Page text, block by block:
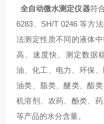
全自动微水测定仪器符
6283、SH/T 0246 等方
法测定性质不同的液体
高、速度快、测定数据
油、化工、电力、环保
油类、脂类、醚类、酯
机溶剂、农药、酚类、
等产品的水分含量。